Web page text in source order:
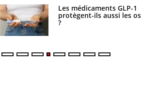
Les médicaments GLP-1
protègent-ils aussi les os
?